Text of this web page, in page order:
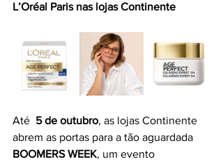
L’Oréal Paris nas lojas Continente
Até 5 de outubro, as lojas Continente
abrem as portas para a tão aguardada
BOOMERS WEEK, um evento